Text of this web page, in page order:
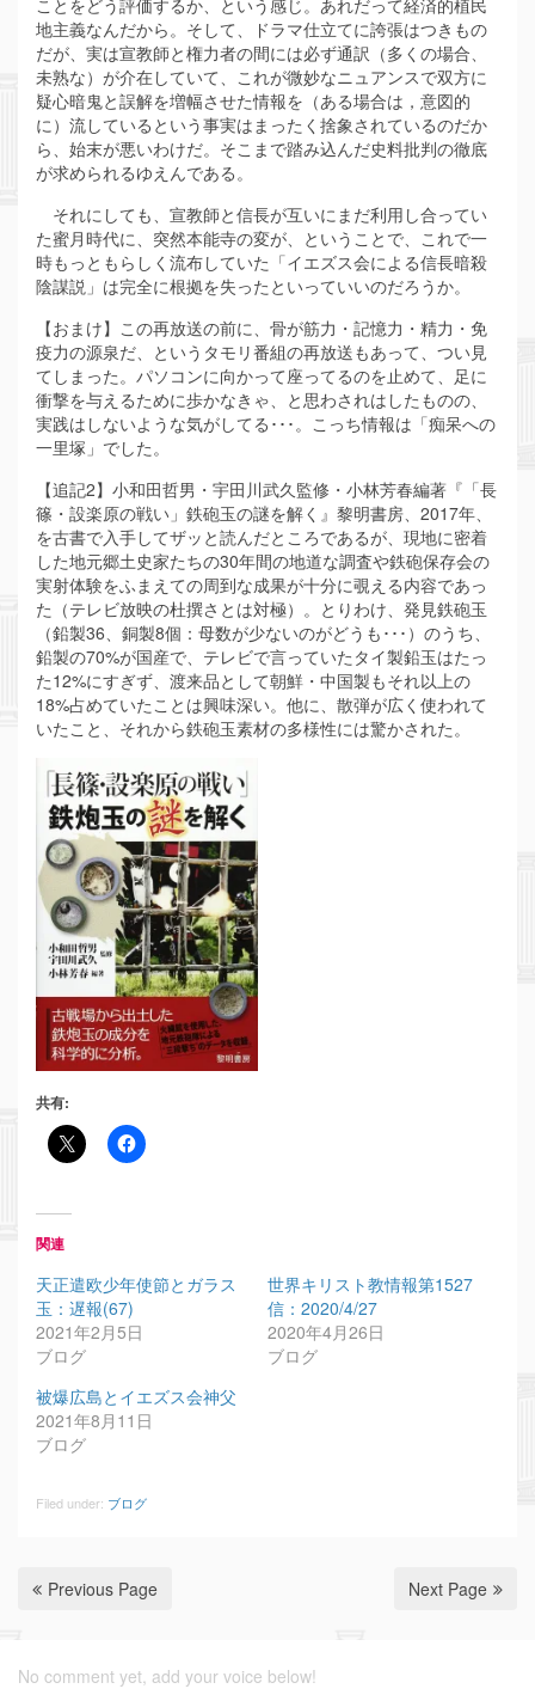
地主義なんだから。そして、ドラマ仕立てに誇張はつきもの
だが、実は宣教師と権力者の間には必ず通訳（多くの場合、
未熟な）が介在していて、これが微妙なニュアンスで双方に
疑心暗鬼と誤解を増幅させた情報を（ある場合は，意図的
に）流しているという事実はまったく捨象されているのだか
ら、始末が悪いわけだ。そこまで踏み込んだ史料批判の徹底
が求められるゆえんである。
それにしても、宣教師と信長が互いにまだ利用し合ってい
た蜜月時代に、突然本能寺の変が、ということで、これで一
時もっともらしく流布していた「イエズス会による信長暗殺
陰謀説」は完全に根拠を失ったといっていいのだろうか。
【おまけ】この再放送の前に、骨が筋力・記憶力・精力・免
疫力の源泉だ、というタモリ番組の再放送もあって、つい見
てしまった。パソコンに向かって座ってるのを止めて、足に
衝撃を与えるために歩かなきゃ、と思わされはしたものの、
実践はしないような気がしてる･･･。こっち情報は「痴呆への
一里塚」でした。
【追記2】小和田哲男・宇田川武久監修・小林芳春編著『「長
篠・設楽原の戦い」鉄砲玉の謎を解く』黎明書房、2017年、
を古書で入手してザッと読んだところであるが、現地に密着
した地元郷土史家たちの30年間の地道な調査や鉄砲保存会の
実射体験をふまえての周到な成果が十分に覗える内容であっ
た（テレビ放映の杜撰さとは対極）。とりわけ、発見鉄砲玉
（鉛製36、銅製8個：母数が少ないのがどうも･･･）のうち、
鉛製の70%が国産で、テレビで言っていたタイ製鉛玉はたっ
た12%にすぎず、渡来品として朝鮮・中国製もそれ以上の
18%占めていたことは興味深い。他に、散弾が広く使われて
いたこと、それから鉄砲玉素材の多様性には驚かされた。
共有:
関連
天正遣欧少年使節とガラス
玉：遅報(67)
2021年2月5日
ブログ
世界キリスト教情報第1527
信：2020/4/27
2020年4月26日
ブログ
被爆広島とイエズス会神父
2021年8月11日
ブログ
Filed under: ブログ
Previous Page Next Page
No comment yet, add your voice below!